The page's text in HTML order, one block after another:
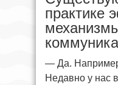
практике
— Да.
Недавно у нас